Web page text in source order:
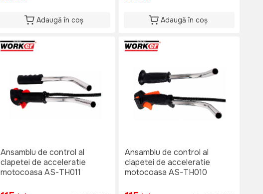
Adaugă în coș Adaugă în coș
Ansamblu de control al
clapetei de acceleratie
motocoasa AS-TH011
Ansamblu de control al
clapetei de acceleratie
motocoasa AS-TH010